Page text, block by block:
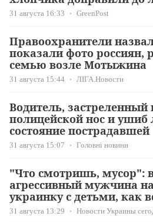
31 августа 16:33 GreenPost
Правоохранители
показали фото россиян,
семью возле Мотыжина
31 августа 15:44 ЛІГА.Новости
Водитель,
полицейской нос и ушиб
состояние пострадавшей
31 августа 15:07 Головні новини
"Что смотришь, мусор":
агрессивный мужчина
украинку с детьми, как
31 августа 13:29 Новости Украины